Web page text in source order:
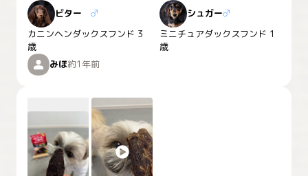
ビター ♂
カニンヘンダックスフンド 3
歳
シュガー♂
ミニチュアダックスフンド 1
歳
みほ約1年前